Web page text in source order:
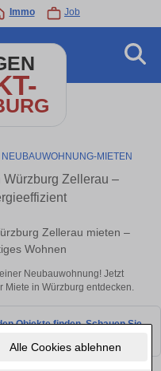
Alle Cookies ablehnen
Immo Job
NEUBAUWOHNUNG-MIETEN
Zellerau –
Zellerau mieten –
Wohnen
Neubauwohnung! Jetzt
Miete in Würzburg entdecken.
Objekte finden. Schauen Sie